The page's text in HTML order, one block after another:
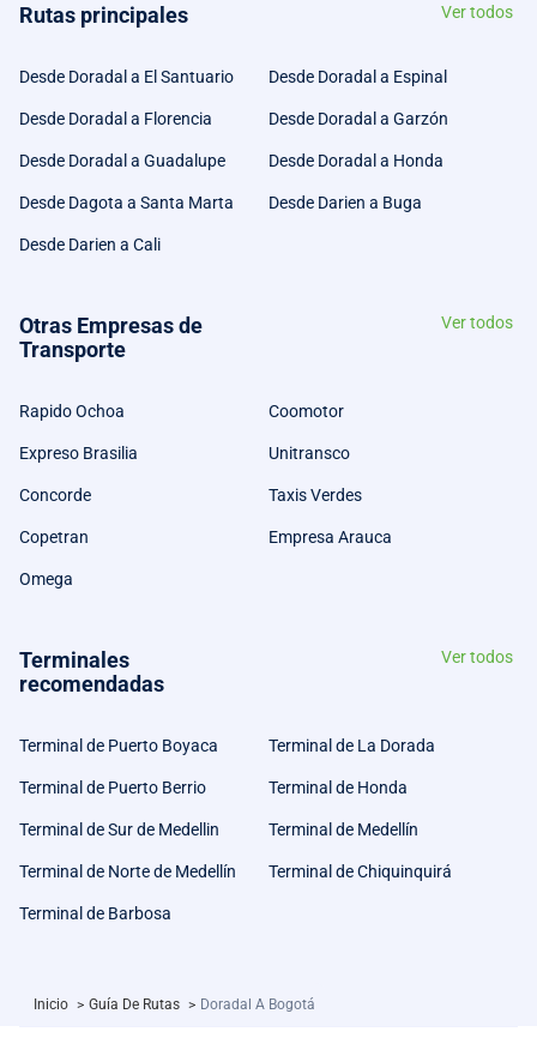
Rutas principales Ver todos
Desde Doradal a El Santuario Desde Doradal a Espinal
Desde Doradal a Florencia Desde Doradal a Garzón
Desde Doradal a Guadalupe Desde Doradal a Honda
Desde Dagota a Santa Marta Desde Darien a Buga
Desde Darien a Cali
Otras Empresas de
Transporte
Ver todos
Rapido Ochoa Coomotor
Expreso Brasilia Unitransco
Concorde Taxis Verdes
Copetran Empresa Arauca
Omega
Terminales
recomendadas
Ver todos
Terminal de Puerto Boyaca Terminal de La Dorada
Terminal de Puerto Berrio Terminal de Honda
Terminal de Sur de Medellin Terminal de Medellín
Terminal de Norte de Medellín Terminal de Chiquinquirá
Terminal de Barbosa
Inicio > Guía De Rutas > Doradal A Bogotá